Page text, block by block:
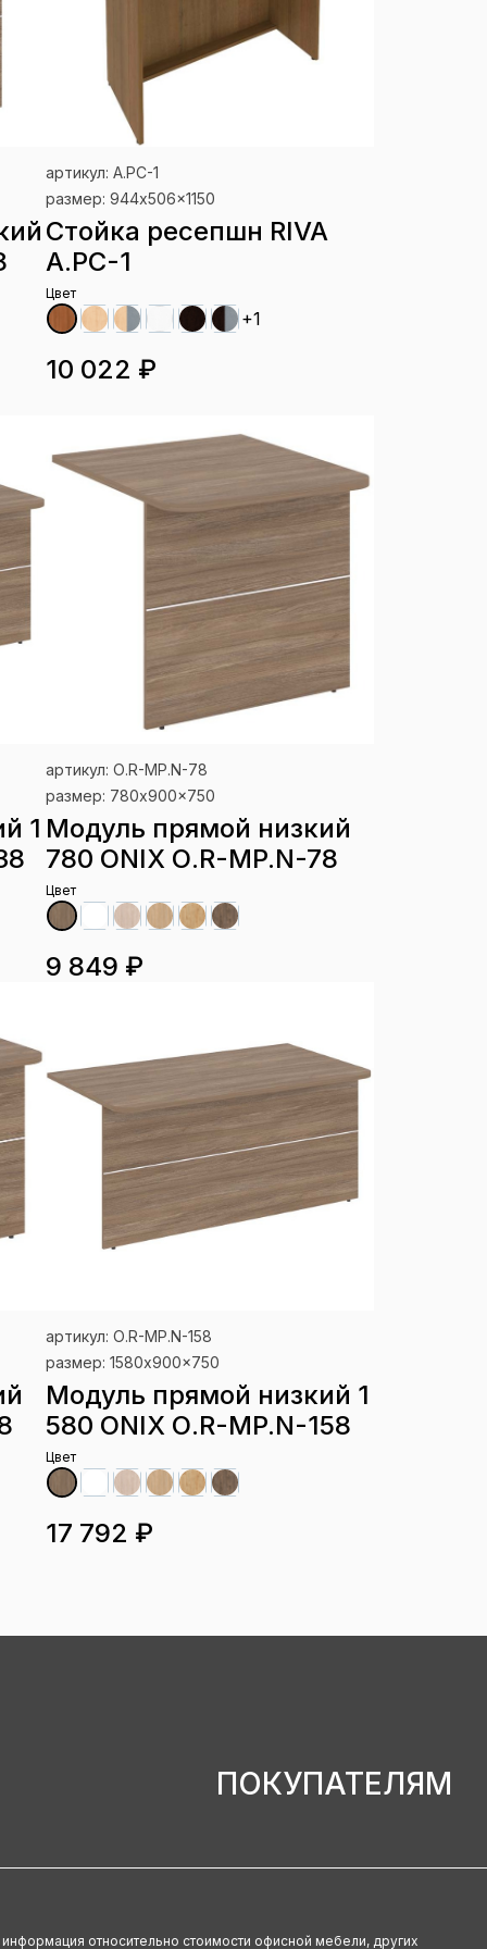
артикул: А.РС-1
размер: 944x506x1150
Стойка ресепшн RIVA
А.РС-1
Цвет
+1
10 022 ₽
1
артикул: О.R-MP.N-78
размер: 780x900x750
Модуль прямой низкий
780 ONIX О.R-MP.N-78
Цвет
9 849 ₽
артикул: О.R-MP.N-158
размер: 1580x900x750
Модуль прямой низкий 1
580 ONIX О.R-MP.N-158
Цвет
17 792 ₽
ПОКУПАТЕЛЯМ
относительно стоимости офисной мебели, других